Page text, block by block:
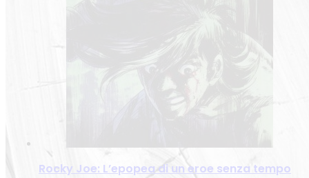
Rocky Joe: L’epopea di un eroe senza tempo